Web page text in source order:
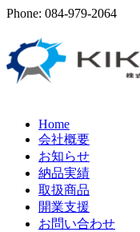
Phone: 084-979-2064
Home
会社概要
お知らせ
納品実績
取扱商品
開業支援
お問い合わせ